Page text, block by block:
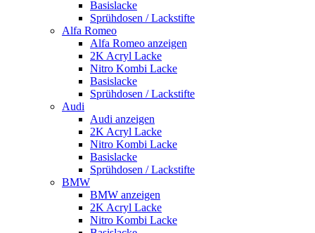
Basislacke
Sprühdosen / Lackstifte
Alfa Romeo
Alfa Romeo anzeigen
2K Acryl Lacke
Nitro Kombi Lacke
Basislacke
Sprühdosen / Lackstifte
Audi
Audi anzeigen
2K Acryl Lacke
Nitro Kombi Lacke
Basislacke
Sprühdosen / Lackstifte
BMW
BMW anzeigen
2K Acryl Lacke
Nitro Kombi Lacke